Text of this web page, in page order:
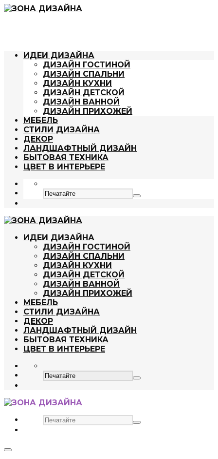
ИДЕИ ДИЗАЙНА
ДИЗАЙН ГОСТИНОЙ
ДИЗАЙН СПАЛЬНИ
ДИЗАЙН КУХНИ
ДИЗАЙН ДЕТСКОЙ
ДИЗАЙН ВАННОЙ
ДИЗАЙН ПРИХОЖЕЙ
МЕБЕЛЬ
СТИЛИ ДИЗАЙНА
ДЕКОР
ЛАНДШАФТНЫЙ ДИЗАЙН
БЫТОВАЯ ТЕХНИКА
ЦВЕТ В ИНТЕРЬЕРЕ
ИДЕИ ДИЗАЙНА
ДИЗАЙН ГОСТИНОЙ
ДИЗАЙН СПАЛЬНИ
ДИЗАЙН КУХНИ
ДИЗАЙН ДЕТСКОЙ
ДИЗАЙН ВАННОЙ
ДИЗАЙН ПРИХОЖЕЙ
МЕБЕЛЬ
СТИЛИ ДИЗАЙНА
ДЕКОР
ЛАНДШАФТНЫЙ ДИЗАЙН
БЫТОВАЯ ТЕХНИКА
ЦВЕТ В ИНТЕРЬЕРЕ